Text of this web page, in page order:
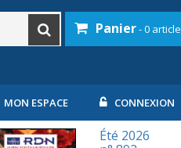
Panier- 0 article
MON ESPACE CONNEXION
Été 2026